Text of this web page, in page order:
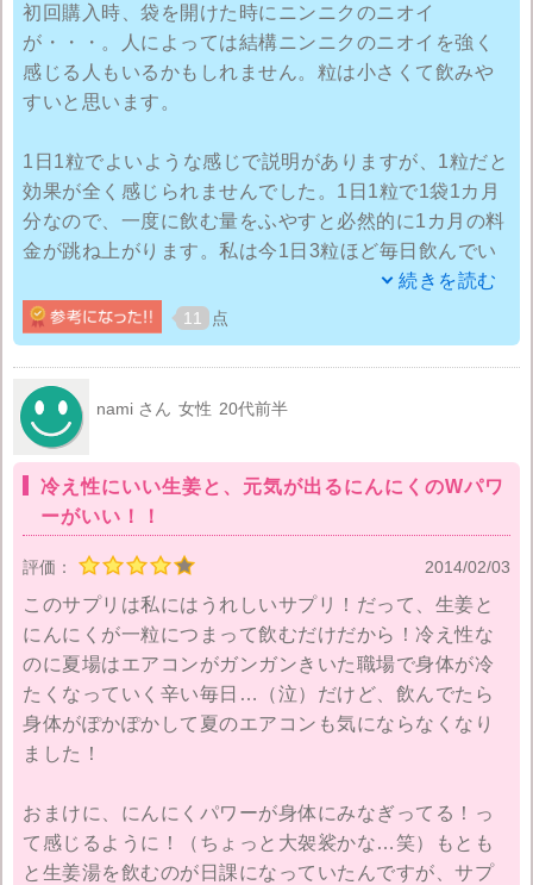
初回購入時、袋を開けた時にニンニクのニオイ
が・・・。人によっては結構ニンニクのニオイを強く
感じる人もいるかもしれません。粒は小さくて飲みや
すいと思います。
1日1粒でよいような感じで説明がありますが、1粒だと
効果が全く感じられませんでした。1日1粒で1袋1カ月
分なので、一度に飲む量をふやすと必然的に1カ月の料
金が跳ね上がります。私は今1日3粒ほど毎日飲んでい
ますが、それでも効果は微妙です。体が冷えるのが少
し遅くなったかな？という程度で冷えが完全にはなく
なりません。これならまだ生姜紅茶を飲んだほうが体
が温まるような気がします。
最近自分の体臭がちょっと気になってきました。たま
ーに娘に臭いと言われることがあるんです・・・。ニ
ンニクに近いニオイと言っていたのでにんにく生姜の
成分が体に吸収されて、体臭となって外に出ているの
あまり効果も感じられませんし、体臭もきつくなるよ
うならしばらく飲むのをやめようと思っています。
続きを読む
11 点
nami さん 女性 20代前半
冷え性にいい生姜と、元気が出るにんにくのWパワ
ーがいい！！
評価： 2014/02/03
このサプリは私にはうれしいサプリ！だって、生姜と
にんにくが一粒につまって飲むだけだから！冷え性な
のに夏場はエアコンがガンガンきいた職場で身体が冷
たくなっていく辛い毎日…（泣）だけど、飲んでたら
身体がぽかぽかして夏のエアコンも気にならなくなり
ました！
おまけに、にんにくパワーが身体にみなぎってる！っ
て感じるように！（ちょっと大袈裟かな…笑）もとも
と生姜湯を飲むのが日課になっていたんですが、サプ